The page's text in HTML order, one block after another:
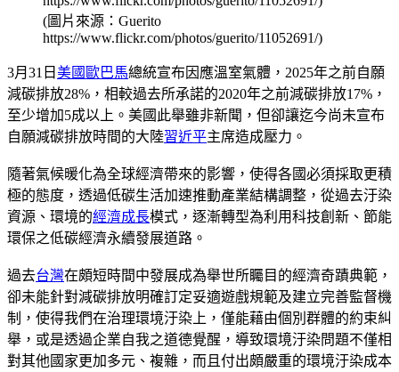
(圖片來源：Guerito
https://www.flickr.com/photos/guerito/11052691/)
3月31日 美國 歐巴馬總統宣布因應溫室氣體，2025年之前自願
減碳排放28%，相較過去所承諾的2020年之前減碳排放17%，
至少增加5成以上。美國此舉雖非新聞，但卻讓迄今尚未宣布
自願減碳排放時間的大陸習近平主席造成壓力。
隨著氣候暖化為全球經濟帶來的影響，使得各國必須採取更積
極的態度，透過低碳生活加速推動產業結構調整，從過去汙染
資源、環境的經濟成長模式，逐漸轉型為利用科技創新、節能
環保之低碳經濟永續發展道路。
過去台灣在頗短時間中發展成為舉世所矚目的經濟奇蹟典範，
卻未能針對減碳排放明確訂定妥適遊戲規範及建立完善監督機
制，使得我們在治理環境汙染上，僅能藉由個別群體的約束糾
舉，或是透過企業自我之道德覺醒，導致環境汙染問題不僅相
對其他國家更加多元、複雜，而且付出頗嚴重的環境汙染成本